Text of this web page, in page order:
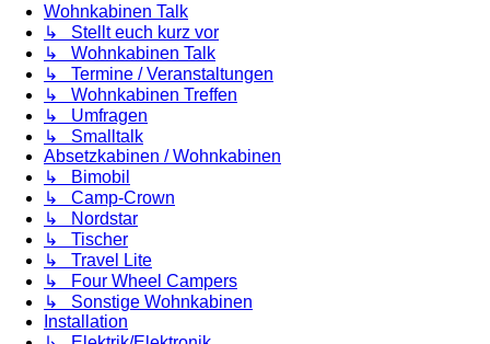
Wohnkabinen Talk
↳ Stellt euch kurz vor
↳ Wohnkabinen Talk
↳ Termine / Veranstaltungen
↳ Wohnkabinen Treffen
↳ Umfragen
↳ Smalltalk
Absetzkabinen / Wohnkabinen
↳ Bimobil
↳ Camp-Crown
↳ Nordstar
↳ Tischer
↳ Travel Lite
↳ Four Wheel Campers
↳ Sonstige Wohnkabinen
Installation